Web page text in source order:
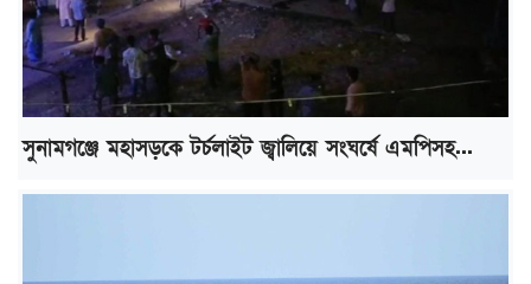
সুনামগঞ্জে মহাসড়কে টর্চলাইট জ্বালিয়ে সংঘর্ষে এমপিসহ...